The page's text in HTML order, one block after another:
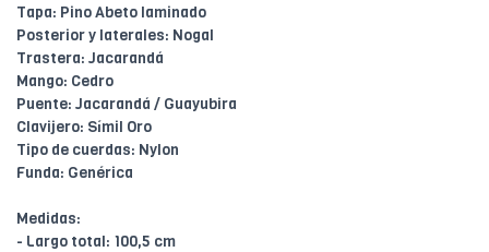
Tapa: Pino Abeto laminado
Posterior y laterales: Nogal
Trastera: Jacarandá
Mango: Cedro
Puente: Jacarandá / Guayubira
Clavijero: Símil Oro
Tipo de cuerdas: Nylon
Funda: Genérica
Medidas:
- Largo total: 100,5 cm